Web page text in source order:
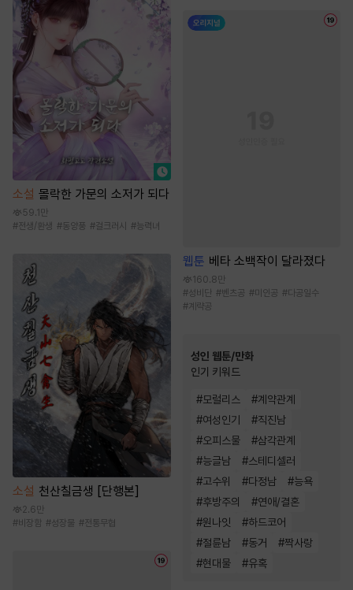
소설 몰락한 가문의 소저가 되다
59.1만
#전생/환생 #동양풍 #걸크러시 #능력녀
소설 천산칠금생 [단행본]
2.6만
#비장함 #성장물 #전통무협
웹툰 베타 소백작이 달라졌다
160.8만
#성비단 #벤츠공 #미인공 #다공일수
#계략공
성인 웹툰/만화
인기 키워드
#모럴리스 #계약관계
#여성인기 #직진남
#오피스물 #삼각관계
#능글남 #스테디셀러
#고수위 #다정남 #능욕
#후방주의 #연애/결혼
#원나잇 #하드코어
#절륜남 #동거 #짝사랑
#현대물 #유혹